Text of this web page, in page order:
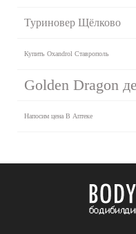
Туриновер Щёлково
Купить Oxandrol Ставрополь
Golden Dragon
Напосим цена В Аптеке